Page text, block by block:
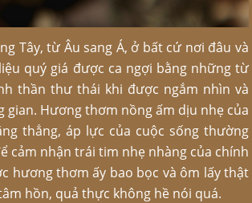
Tây, từ Âu sang Á, ở bất cứ nơi đâu và
quý giá được ca ngợi bằng những từ
thần thư thái khi được ngắm nhìn và
Hương thơm nồng ấm dịu nhẹ của
thẳng, áp lực của cuộc sống thường
cảm nhận trái tim nhẹ nhàng của chính
hương thơm ấy bao bọc và ôm lấy thật
hồn, quả thực không hề nói quá.